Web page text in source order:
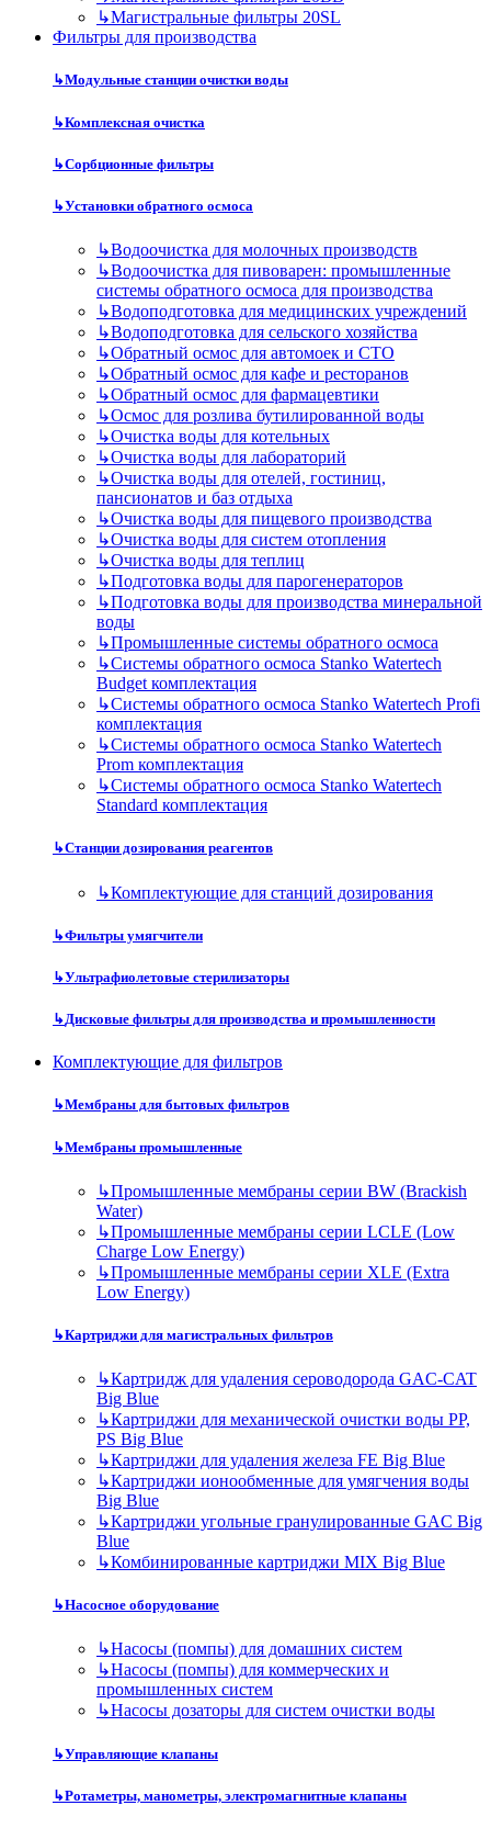
↳Магистральные фильтры 20SL
Фильтры для производства
↳Модульные станции очистки воды
↳Комплексная очистка
↳Сорбционные фильтры
↳Установки обратного осмоса
↳Водоочистка для молочных производств
↳Водоочистка для пивоварен: промышленные
системы обратного осмоса для производства
↳Водоподготовка для медицинских учреждений
↳Водоподготовка для сельского хозяйства
↳Обратный осмос для автомоек и СТО
↳Обратный осмос для кафе и ресторанов
↳Обратный осмос для фармацевтики
↳Осмос для розлива бутилированной воды
↳Очистка воды для котельных
↳Очистка воды для лабораторий
↳Очистка воды для отелей, гостиниц,
пансионатов и баз отдыха
↳Очистка воды для пищевого производства
↳Очистка воды для систем отопления
↳Очистка воды для теплиц
↳Подготовка воды для парогенераторов
↳Подготовка воды для производства минеральной
воды
↳Промышленные системы обратного осмоса
↳Системы обратного осмоса Stanko Watertech
Budget комплектация
↳Системы обратного осмоса Stanko Watertech Profi
комплектация
↳Системы обратного осмоса Stanko Watertech
Prom комплектация
↳Системы обратного осмоса Stanko Watertech
Standard комплектация
↳Станции дозирования реагентов
↳Комплектующие для станций дозирования
↳Фильтры умягчители
↳Ультрафиолетовые стерилизаторы
↳Дисковые фильтры для производства и промышленности
Комплектующие для фильтров
↳Мембраны для бытовых фильтров
↳Мембраны промышленные
↳Промышленные мембраны серии BW (Brackish
Water)
↳Промышленные мембраны серии LCLE (Low
Charge Low Energy)
↳Промышленные мембраны серии XLE (Extra
Low Energy)
↳Картриджи для магистральных фильтров
↳Картридж для удаления сероводорода GAC-CAT
Big Blue
↳Картриджи для механической очистки воды PP,
PS Big Blue
↳Картриджи для удаления железа FE Big Blue
↳Картриджи ионообменные для умягчения воды
Big Blue
↳Картриджи угольные гранулированные GAC Big
Blue
↳Комбинированные картриджи MIX Big Blue
↳Насосное оборудование
↳Насосы (помпы) для домашних систем
↳Насосы (помпы) для коммерческих и
промышленных систем
↳Насосы дозаторы для систем очистки воды
↳Управляющие клапаны
↳Ротаметры, манометры, электромагнитные клапаны